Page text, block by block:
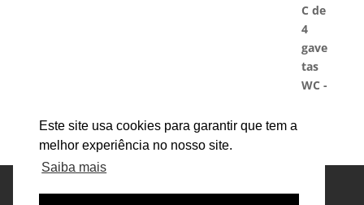
Este site usa cookies para garantir que tem a
melhor experiência no nosso site.
Saiba mais